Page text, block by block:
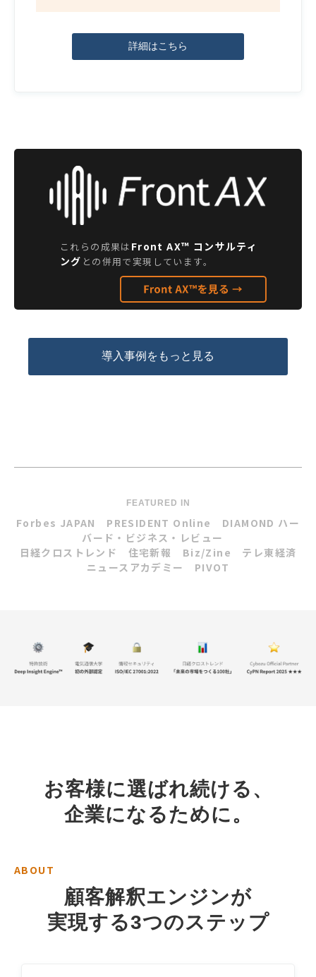
詳細はこちら
これらの成果は Front AX™ コンサルティ
ング との併用で実現しています。
導入事例をもっと見る
FEATURED IN
Forbes JAPAN PRESIDENT Online
DIAMOND ハー
バード・ビジネス・レビュー
日経クロストレンド
住宅新報 Biz/Zine テレ東経済
ニュースアカデミー
PIVOT
お客様に選ばれ続ける、
企業になるために。
ABOUT
顧客解釈エンジンが
実現する3つのステップ